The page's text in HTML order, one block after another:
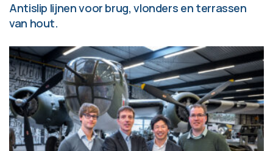
Antislip lijnen voor brug, vlonders en terrassen
van hout.